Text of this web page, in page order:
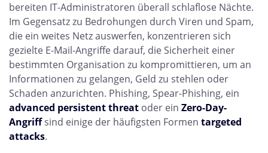
bereiten IT-Administratoren überall schlaflose Nächte.
Im Gegensatz zu Bedrohungen durch Viren und Spam,
die ein weites Netz auswerfen, konzentrieren sich
gezielte E-Mail-Angriffe darauf, die Sicherheit einer
bestimmten Organisation zu kompromittieren, um an
Informationen zu gelangen, Geld zu stehlen oder
Schaden anzurichten. Phishing, Spear-Phishing, ein
advanced persistent threat oder ein Zero-Day-
Angriffsind einige der häufigsten Formen targeted
attacks.